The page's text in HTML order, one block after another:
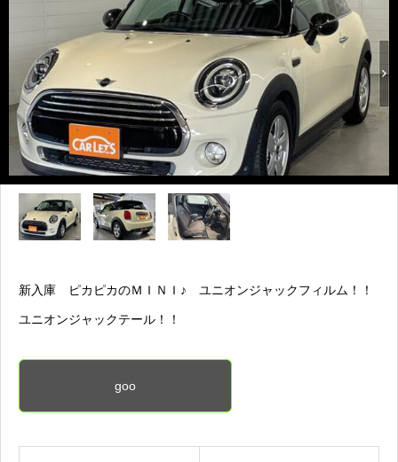
新入庫 ピカピカのＭＩＮＩ♪ ユニオンジャックフィルム！！
ユニオンジャックテール！！
goo